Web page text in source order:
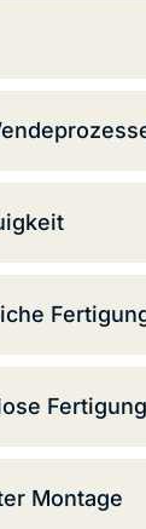
Fertigung
Montage